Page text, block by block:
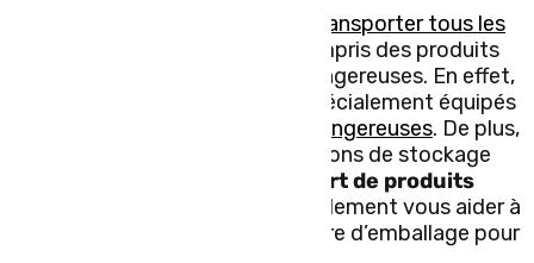
transporter tous les
, y compris des produits
périssables ou des matières dangereuses. En effet,
nous avons des poids lourds spécialement équipés
transport de matières dangereuses. De plus,
nous disposons des installations de stockage
transport de produits
. Nous pouvons également vous aider à
déterminer les besoins en matière d’emballage pour